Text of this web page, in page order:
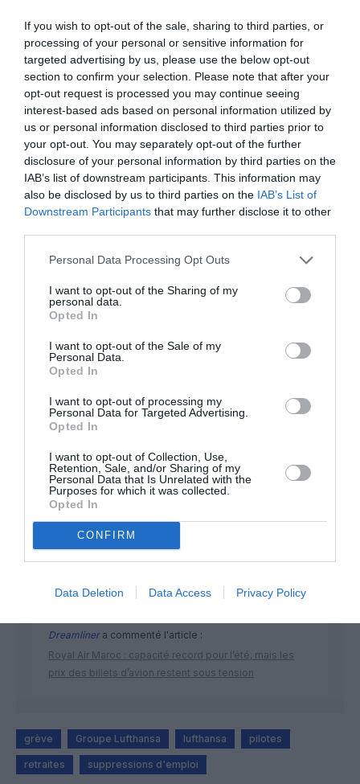
If you wish to opt-out of the sale, sharing to third parties, or
processing of your personal or sensitive information for
targeted advertising by us, please use the below opt-out
section to confirm your selection. Please note that after your
opt-out request is processed you may continue seeing
interest-based ads based on personal information utilized by
us or personal information disclosed to third parties prior to
your opt-out. You may separately opt-out of the further
disclosure of your personal information by third parties on the
IAB’s list of downstream participants. This information may
also be disclosed by us to third parties on the IAB’s List of
Downstream Participants that may further disclose it to other
Personal Data Processing Opt Outs
I want to opt-out of the Sharing of my
personal data.
Opted In
I want to opt-out of the Sale of my
Personal Data.
Opted In
I want to opt-out of processing my
Personal Data for Targeted Advertising.
Opted In
I want to opt-out of Collection, Use,
Retention, Sale, and/or Sharing of my
Personal Data that Is Unrelated with the
Purposes for which it was collected.
Opted In
CONFIRM
Data Deletion Data Access Privacy Policy
Your countries are going to hell ! 🤣🤣🤣
RÉPONDRE
LAISSER UN COMMENTAIRE
FAIRE UN DON
Soutenez Air Journal participez
développement !
NOUS SOUTENIR
DERNIERS COMMENTAIRES
Pas si Coola commenté l'article :
19 h 23 sans escale : le Boeing 777F de National
Dreamlinera commenté l'article :
Royal Air Maroc : capacité record pour l’été, mais les
prix des billets d’avion restent sous tension
grève Groupe Lufthansa lufthansa pilotes
retraites suppressions d'emploi